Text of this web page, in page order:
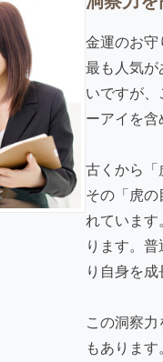
金運のお守
最も人気が
いですが
ーアイを含
古くから「
その「虎
れていま
ります。
り自身を成
この洞察
もあります